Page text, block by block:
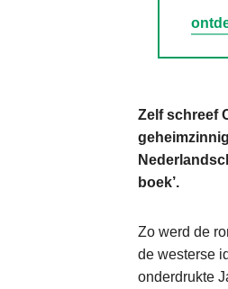
Zelf schreef
boek’.
Zo werd de
de westerse
onderdrukte